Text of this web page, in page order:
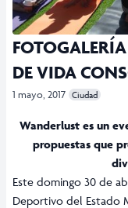
DE VIDA
1 mayo, 2017 Ciudad
Wanderlust es un
propuestas que
Este domingo 30 de
Deportivo del Estado